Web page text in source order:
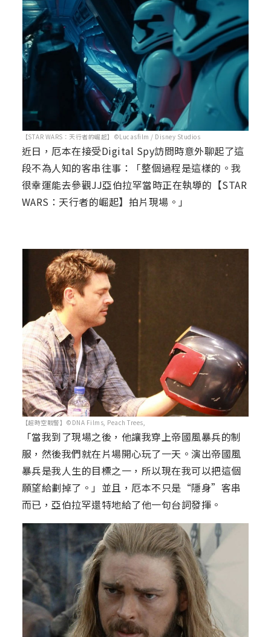
【STAR WARS：天行者的崛起】©Lucasfilm / Disney Studios
近日，厄本在接受Digital Spy訪問時意外聊起了這
段不為人知的客串往事：「整個過程是這樣的。我
很幸運能去參觀JJ亞伯拉罕當時正在執導的【STAR
WARS：天行者的崛起】拍片現場。」
【超時空戰警】©DNA Films, Peach Trees,
「當我到了現場之後，他讓我穿上帝國風暴兵的制
服，然後我們就在片場開心玩了一天。演出帝國風
暴兵是我人生的目標之一，所以現在我可以把這個
願望給劃掉了。」並且，厄本不只是“隱身”客串
而已，亞伯拉罕還特地給了他一句台詞發揮。